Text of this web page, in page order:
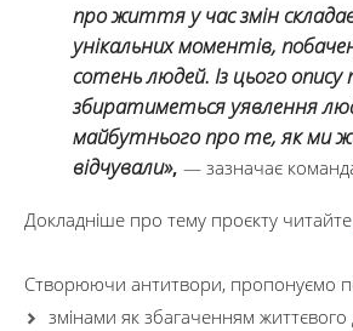
про життя у час змін
унікальних моментів,
сотень людей. Із цього
збиратиметься уявлення
майбутнього про те, як ми
відчували», — зазначає
Докладніше про тему проєкту читайте
Створюючи антитвори, пропонуємо
змінами як збагаченням життєвого